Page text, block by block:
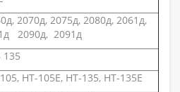
2070д, 2075д, 2080д, 2061д,
2090д, 2091д
135
HT-105E, HT-135, HT-135E